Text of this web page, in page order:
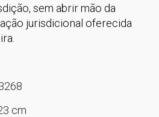
sem abrir mão da
jurisdicional oferecida
cm